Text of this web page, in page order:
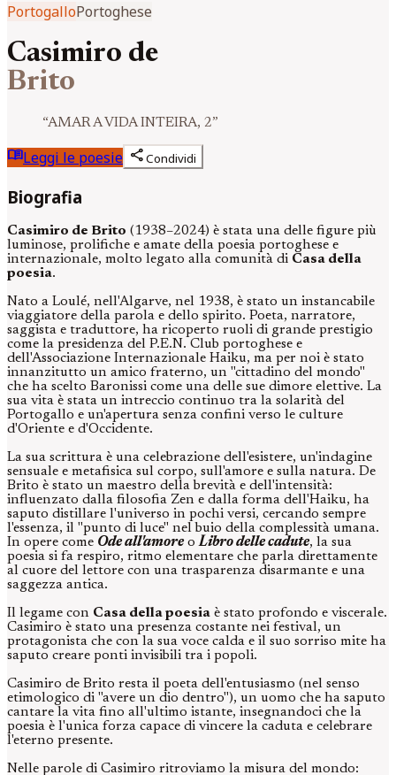
PortogalloPortoghese
Casimiro de
Brito
“AMAR A VIDA INTEIRA, 2”
menu_bookLeggi le poesie shareCondividi
Biografia
Casimiro de Brito (1938–2024) è stata una delle figure più
luminose, prolifiche e amate della poesia portoghese e
internazionale, molto legato alla comunità di Casa della
poesia.
Nato a Loulé, nell'Algarve, nel 1938, è stato un instancabile
viaggiatore della parola e dello spirito. Poeta, narratore,
saggista e traduttore, ha ricoperto ruoli di grande prestigio
come la presidenza del P.E.N. Club portoghese e
dell'Associazione Internazionale Haiku, ma per noi è stato
innanzitutto un amico fraterno, un "cittadino del mondo"
che ha scelto Baronissi come una delle sue dimore elettive. La
sua vita è stata un intreccio continuo tra la solarità del
Portogallo e un'apertura senza confini verso le culture
d'Oriente e d'Occidente.
La sua scrittura è una celebrazione dell'esistere, un'indagine
sensuale e metafisica sul corpo, sull'amore e sulla natura. De
Brito è stato un maestro della brevità e dell'intensità:
influenzato dalla filosofia Zen e dalla forma dell'Haiku, ha
saputo distillare l'universo in pochi versi, cercando sempre
l'essenza, il "punto di luce" nel buio della complessità umana.
In opere come Ode all'amoreoLibro delle cadute, la sua
poesia si fa respiro, ritmo elementare che parla direttamente
al cuore del lettore con una trasparenza disarmante e una
saggezza antica.
Il legame con Casa della poesia è stato profondo e viscerale.
Casimiro è stato una presenza costante nei festival, un
protagonista che con la sua voce calda e il suo sorriso mite ha
saputo creare ponti invisibili tra i popoli.
Casimiro de Brito resta il poeta dell'entusiasmo (nel senso
etimologico di "avere un dio dentro"), un uomo che ha saputo
cantare la vita fino all'ultimo istante, insegnandoci che la
poesia è l'unica forza capace di vincere la caduta e celebrare
l'eterno presente.
Nelle parole di Casimiro ritroviamo la misura del mondo: